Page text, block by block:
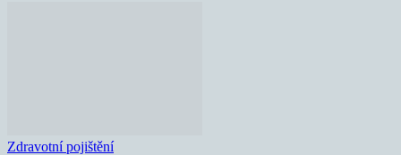
Zdravotní pojištění